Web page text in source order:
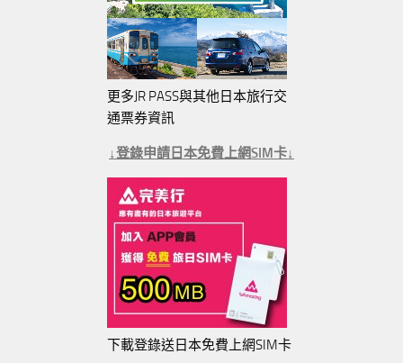
更多JR PASS與其他日本旅行交
通票券資訊
↓登錄申請日本免費上網SIM卡↓
下載登錄送日本免費上網SIM卡